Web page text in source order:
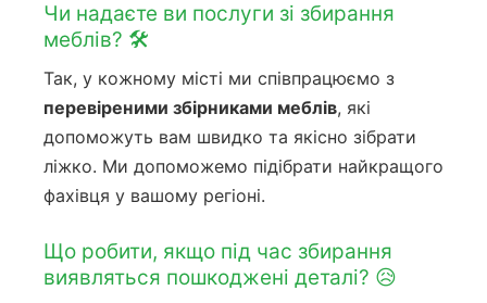
Чи надаєте ви послуги зі збирання
меблів? 🛠️
Так, у кожному місті ми співпрацюємо з
перевіреними збірниками меблів, які
допоможуть вам швидко та якісно зібрати
ліжко. Ми допоможемо підібрати найкращого
фахівця у вашому регіоні.
Що робити, якщо під час збирання
виявляться пошкоджені деталі? 😥